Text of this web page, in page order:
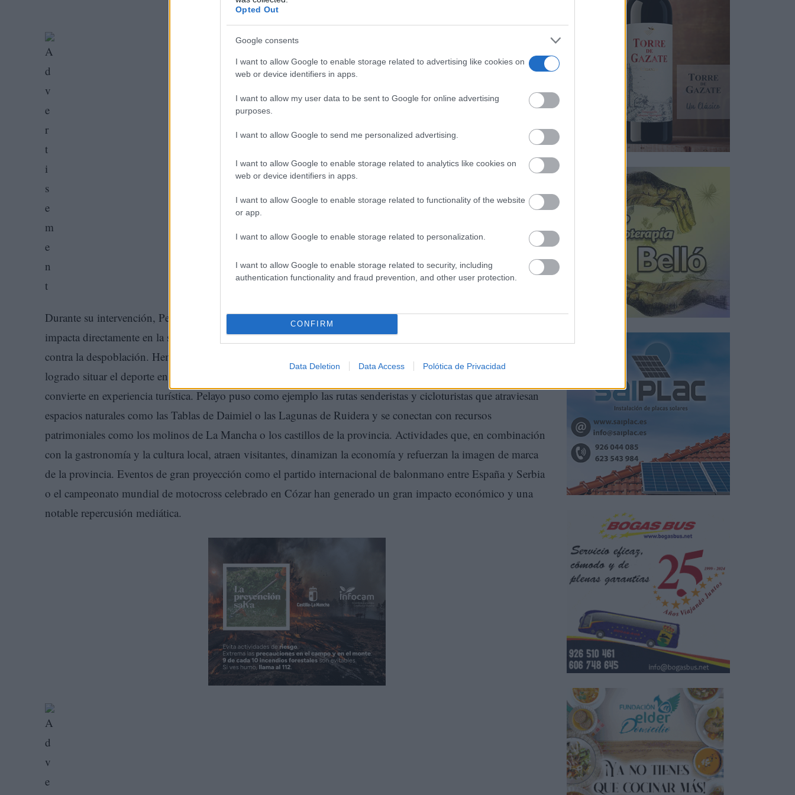
Opted Out
Google consents
I want to allow Google to enable storage related to advertising like cookies on
web or device identifiers in apps.
I want to allow my user data to be sent to Google for online advertising
purposes.
I want to allow Google to send me personalized advertising.
I want to allow Google to enable storage related to analytics like cookies on
web or device identifiers in apps.
I want to allow Google to enable storage related to functionality of the website
or app.
I want to allow Google to enable storage related to personalization.
I want to allow Google to enable storage related to security, including
authentication functionality and fraud prevention, and other user protection.
CONFIRM
Data Deletion Data Access Polótica de Privacidad
Durante su intervención, Pelayo subrayó que el deporte es, hoy más que nunca, una herramienta transversal que
impacta directamente en la salud, el desarrollo económico, la inclusión social, la identidad cultural y la lucha
contra la despoblación. Hemos marcado una estrategia definida y con visión de futuro, donde Ciudad Real ha
logrado situar el deporte en el centro de sus políticas. En este modelo, el deporte no solo se practica, sino que se
convierte en experiencia turística. Pelayo puso como ejemplo las rutas senderistas y cicloturistas que atraviesan
espacios naturales como las Tablas de Daimiel o las Lagunas de Ruidera y se conectan con recursos
patrimoniales como los molinos de La Mancha o los castillos de la provincia. Actividades que, en combinación
con la gastronomía y la cultura local, atraen visitantes, dinamizan la economía y refuerzan la imagen de marca
de la provincia. Eventos de gran proyección como el partido internacional de balonmano entre España y Serbia
o el campeonato mundial de motocross celebrado en Cózar han generado un gran impacto económico y una
notable repercusión mediática.